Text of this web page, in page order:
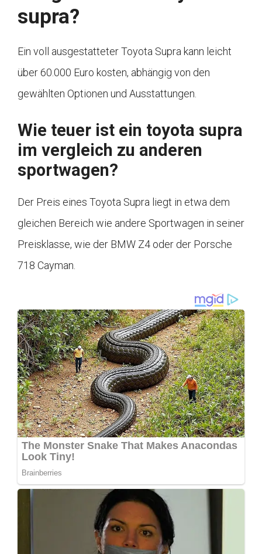
supra?
Ein voll ausgestatteter Toyota Supra kann leicht
über 60.000 Euro kosten, abhängig von den
gewählten Optionen und Ausstattungen.
Wie teuer ist ein toyota supra
im vergleich zu anderen
sportwagen?
Der Preis eines Toyota Supra liegt in etwa dem
gleichen Bereich wie andere Sportwagen in seiner
Preisklasse, wie der BMW Z4 oder der Porsche
718 Cayman.